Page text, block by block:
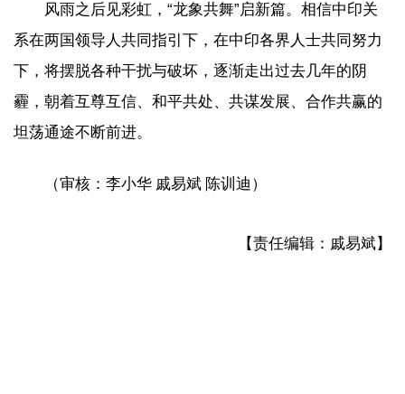
风雨之后见彩虹，“龙象共舞”启新篇。相信中印关
系在两国领导人共同指引下，在中印各界人士共同努力
下，将摆脱各种干扰与破坏，逐渐走出过去几年的阴
霾，朝着互尊互信、和平共处、共谋发展、合作共赢的
坦荡通途不断前进。
（审核：李小华 戚易斌 陈训迪 ）
【责任编辑：戚易斌】